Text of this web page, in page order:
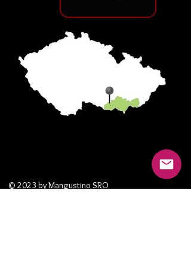
© 2023 by Mangustino SRO